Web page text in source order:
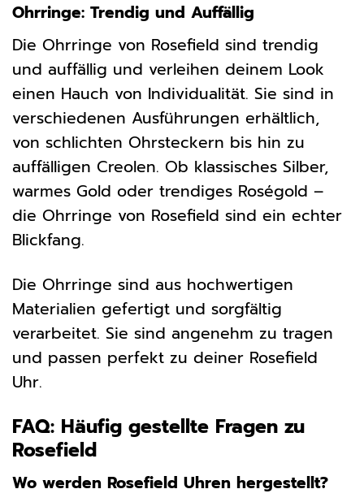
Ohrringe: Trendig und Auffällig
Die Ohrringe von Rosefield sind trendig
und auffällig und verleihen deinem Look
einen Hauch von Individualität. Sie sind in
verschiedenen Ausführungen erhältlich,
von schlichten Ohrsteckern bis hin zu
auffälligen Creolen. Ob klassisches Silber,
warmes Gold oder trendiges Roségold –
die Ohrringe von Rosefield sind ein echter
Blickfang.
Die Ohrringe sind aus hochwertigen
Materialien gefertigt und sorgfältig
verarbeitet. Sie sind angenehm zu tragen
und passen perfekt zu deiner Rosefield
Uhr.
FAQ: Häufig gestellte Fragen zu
Rosefield
Wo werden Rosefield Uhren hergestellt?